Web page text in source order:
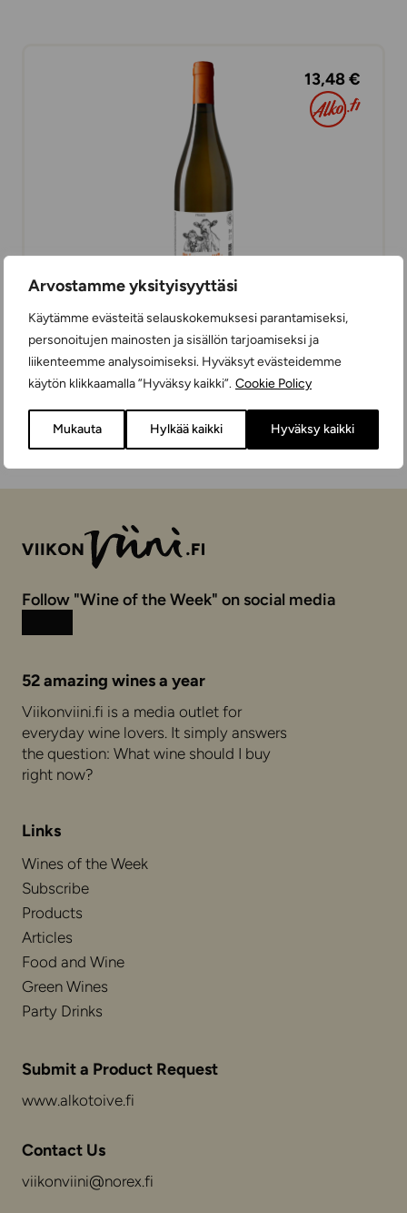
Arvostamme yksityisyyttäsi
Käytämme evästeitä selauskokemuksesi parantamiseksi,
personoitujen mainosten ja sisällön tarjoamiseksi ja
liikenteemme analysoimiseksi. Hyväksyt evästeidemme
käytön klikkaamalla ”Hyväksy kaikki”. Cookie Policy
Mukauta Hylkää kaikki Hyväksy kaikki
13,48 €
Oh la Vache Blanc
WHITE WINES
DRY
75 cl FRANCE
Follow "Wine of the Week" on social media
52 amazing wines a year
Viikonviini.fi is a media outlet for
everyday wine lovers. It simply answers
the question: What wine should I buy
right now?
Links
Wines of the Week
Subscribe
Products
Articles
Food and Wine
Green Wines
Party Drinks
Submit a Product Request
www.alkotoive.fi
Contact Us
viikonviini@norex.fi